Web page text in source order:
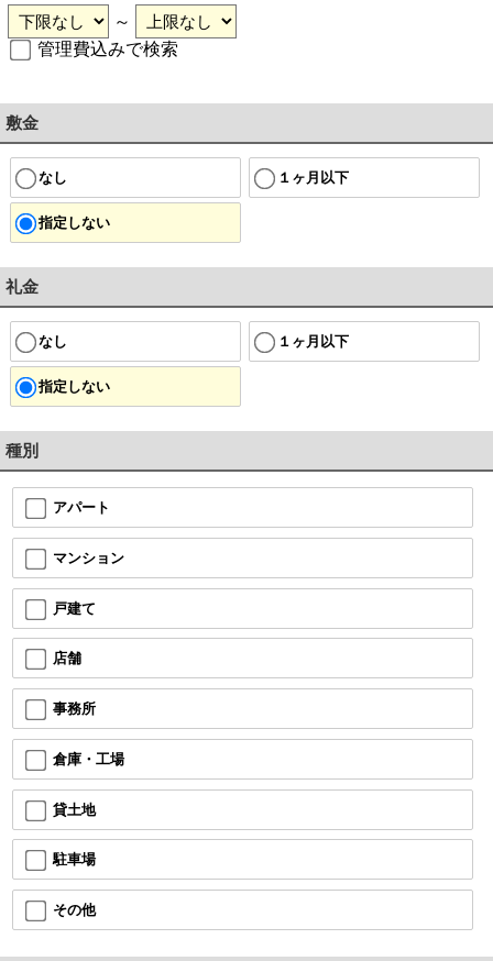
～
管理費込みで検索
敷金
なし １ヶ月以下
指定しない
礼金
なし １ヶ月以下
指定しない
種別
アパート
マンション
戸建て
店舗
事務所
倉庫・工場
貸土地
駐車場
その他